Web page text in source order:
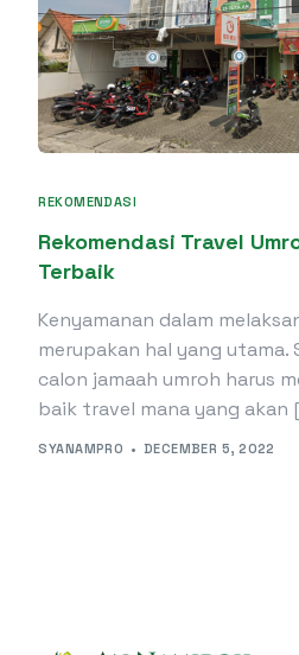
REKOMENDASI
Rekomendasi Travel
Terbaik
Kenyamanan dalam
merupakan hal yang utama.
calon jamaah umroh harus
baik travel mana yang akan
SYANAMPRO DECEMBER 5, 2022